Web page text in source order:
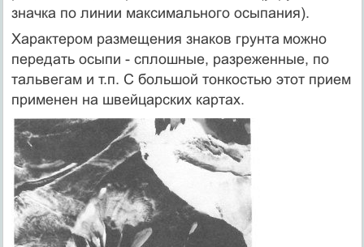
значка по линии максимального осыпания).
Характером размещения знаков грунта можно
передать осыпи - сплошные, разреженные, по
тальвегам и т.п. С большой тонкостью этот прием
применен на швейцарских картах.